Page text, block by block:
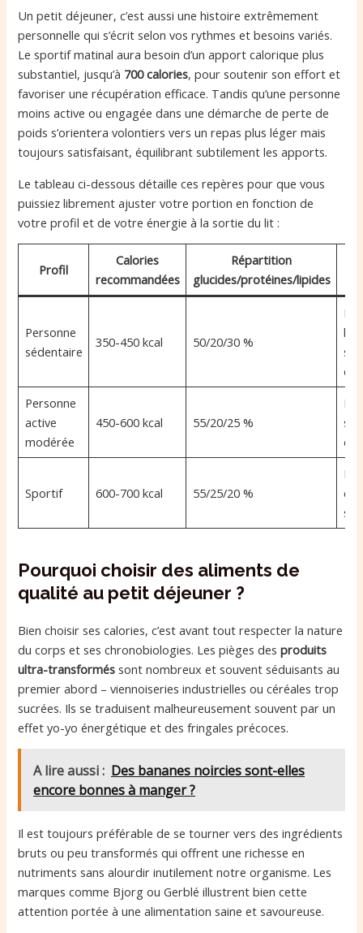
Un petit déjeuner, c’est aussi une histoire extrêmement
personnelle qui s’écrit selon vos rythmes et besoins variés.
Le sportif matinal aura besoin d’un apport calorique plus
substantiel, jusqu’à 700 calories, pour soutenir son effort et
favoriser une récupération efficace. Tandis qu’une personne
moins active ou engagée dans une démarche de perte de
poids s’orientera volontiers vers un repas plus léger mais
toujours satisfaisant, équilibrant subtilement les apports.
Le tableau ci-dessous détaille ces repères pour que vous
puissiez librement ajuster votre portion en fonction de
votre profil et de votre énergie à la sortie du lit :
Profil
Calories
recommandées
Répartition
glucides/protéines/lipides
Personne
sédentaire
350-450 kcal 50/20/30 %
Personne
active
modérée
450-600 kcal 55/20/25 %
Sportif 600-700 kcal 55/25/20 %
et
Pourquoi choisir des aliments de
qualité au petit déjeuner ?
Bien choisir ses calories, c’est avant tout respecter la nature
du corps et ses chronobiologies. Les pièges desproduits
ultra-transformés sont nombreux et souvent séduisants au
premier abord – viennoiseries industrielles ou céréales trop
sucrées. Ils se traduisent malheureusement souvent par un
effet yo-yo énergétique et des fringales précoces.
A lire aussi : Des bananes noircies sont-elles
encore bonnes à manger ?
Il est toujours préférable de se tourner vers des ingrédients
bruts ou peu transformés qui offrent une richesse en
nutriments sans alourdir inutilement notre organisme. Les
marques comme Bjorg ou Gerblé illustrent bien cette
attention portée à une alimentation saine et savoureuse.